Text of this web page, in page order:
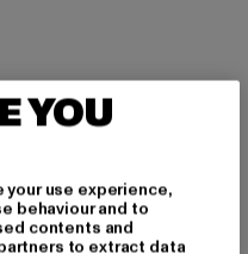
navy
Baumwolle
gmbh.de
YOU
use experience,
behaviour and to
contents and
to extract data